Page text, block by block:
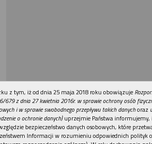
z tym, iż od dnia 25 maja 2018 roku obowiązuje
679 z dnia 27 kwietnia 2016r. w sprawie ochrony osób
i w sprawie swobodnego przepływu takich danychoraz
o ochronie danych)uprzejmie Państwa informujemy,
bezpieczeństwo danych osobowych, które
Informacji w rozumieniu odpowiednich polityk